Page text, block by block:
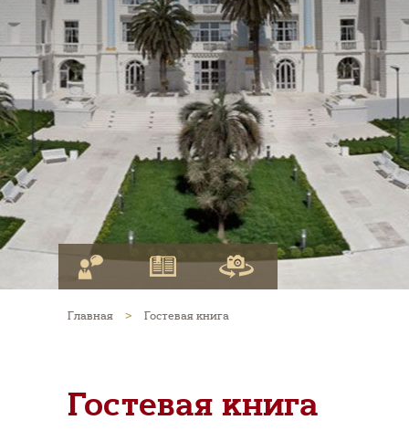
Главная > Гостевая книга
Гостевая книга